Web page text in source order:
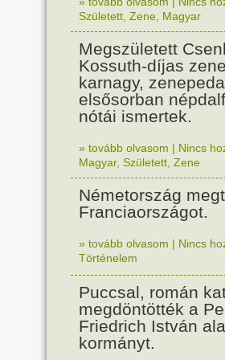
Született Zene Magyar
Megszületett
Kossuth-díjas
karnagy,
elsősorban
nótái ismertek.
» tovább olvasom | Nincs
Magyar, Született Zene
Németország
Franciaországot.
» tovább olvasom | Nincs
Történelem
Puccsal, román
megdöntötték a
Friedrich István
kormányt.